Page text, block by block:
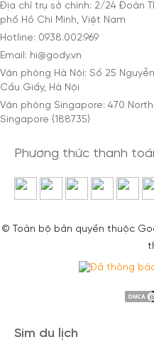
Địa chỉ trụ sở chính: 2/24 Đoàn
phố Hồ Chí Minh, Việt Nam
Hotline: 0938.002.969
Email: hi@gody.vn
Văn phòng Hà Nội: Số 25
Cầu Giấy, Hà Nội
Văn phòng Singapore: 470
Singapore (188735)
Phương thức thanh
© Toàn bộ bản quyền thuộc
Sim du lịch